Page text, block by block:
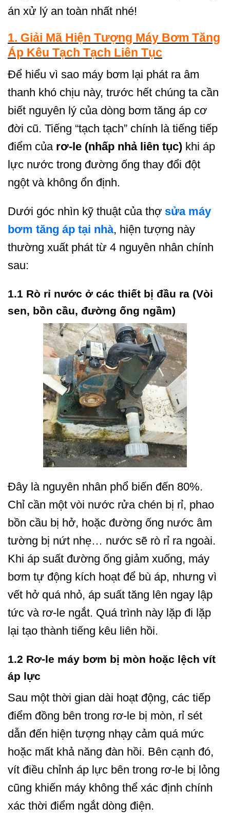
án xử lý an toàn nhất nhé!
1. Giải Mã Hiện Tượng Máy Bơm Tăng
Áp Kêu Tạch Tạch Liên Tục
Để hiểu vì sao máy bơm lại phát ra âm
thanh khó chịu này, trước hết chúng ta cần
biết nguyên lý của dòng bơm tăng áp cơ
đời cũ. Tiếng “tạch tạch” chính là tiếng tiếp
điểm của rơ-le (nhấp nhả liên tục) khi áp
lực nước trong đường ống thay đổi đột
ngột và không ổn định.
Dưới góc nhìn kỹ thuật của thợ sửa máy
bơm tăng áp tại nhà, hiện tượng này
thường xuất phát từ 4 nguyên nhân chính
sau:
1.1 Rò rỉ nước ở các thiết bị đầu ra (Vòi
sen, bồn cầu, đường ống ngầm)
Đây là nguyên nhân phổ biến đến 80%.
Chỉ cần một vòi nước rửa chén bị rỉ, phao
bồn cầu bị hở, hoặc đường ống nước âm
tường bị nứt nhẹ… nước sẽ rò rỉ ra ngoài.
Khi áp suất đường ống giảm xuống, máy
bơm tự động kích hoạt để bù áp, nhưng vì
vết hở quá nhỏ, áp suất tăng lên ngay lập
tức và rơ-le ngắt. Quá trình này lặp đi lặp
lại tạo thành tiếng kêu liên hồi.
1.2 Rơ-le máy bơm bị mòn hoặc lệch vít
áp lực
Sau một thời gian dài hoạt động, các tiếp
điểm đồng bên trong rơ-le bị mòn, rỉ sét
dẫn đến hiện tượng nhạy cảm quá mức
hoặc mất khả năng đàn hồi. Bên cạnh đó,
vít điều chỉnh áp lực bên trong rơ-le bị lỏng
cũng khiến máy không thể xác định chính
xác thời điểm ngắt dòng điện.